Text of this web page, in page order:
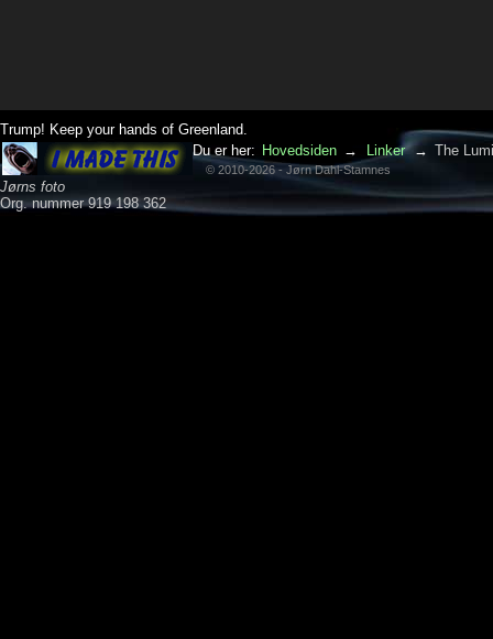
Trump! Keep your hands of Greenland.
Jørns foto
Org. nummer 919 198 362
Du er her: Hovedsiden → Linker → The
© 2010-2026 - Jørn Dahl-Stamnes